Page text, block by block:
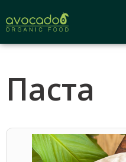
Паста